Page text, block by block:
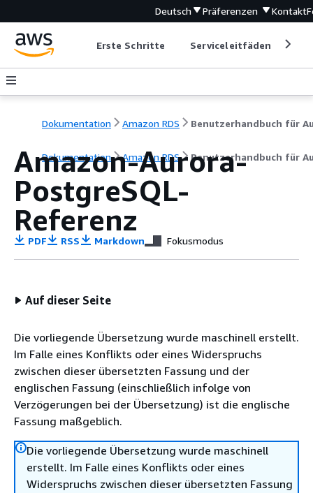
Deutsch Präferenzen Kontakt
Erste Schritte Serviceleitfäden
Dokumentation Amazon RDS
Dokumentation Amazon RDS Benutzerhandbuch für
Amazon-Aurora-
PostgreSQL-
Referenz
PDF RSS Markdown Fokusmodus
Auf dieser Seite
Die vorliegende Übersetzung wurde maschinell erstellt.
Im Falle eines Konflikts oder eines Widerspruchs
zwischen dieser übersetzten Fassung und der
englischen Fassung (einschließlich infolge von
Verzögerungen bei der Übersetzung) ist die englische
Fassung maßgeblich.
Die vorliegende Übersetzung wurde maschinell
erstellt. Im Falle eines Konflikts oder eines
Widerspruchs zwischen dieser übersetzten Fassung